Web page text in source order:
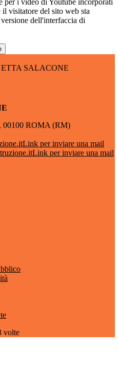
per i video di Youtube incorporati
il visitatore del sito web sta
dell'interfaccia di
SALACONE
ROMA (RM)
Link per inviare una mail
Link per inviare una mail
volte